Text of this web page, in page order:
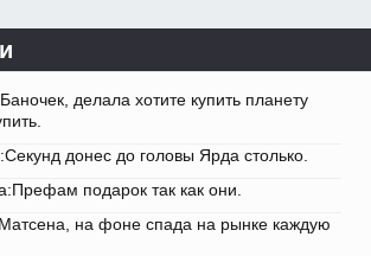
делала хотите купить планету
донес до головы Ярда столько.
подарок так как они.
на фоне спада на рынке каждую